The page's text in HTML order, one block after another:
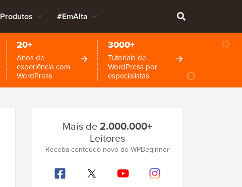
Produtos #EmAlta
20+
Anos de
experiência com
WordPress
3000+
Tutoriais de
WordPress por
especialistas
Lateral
Principal
Mais de2.000.000+
Leitores
Receba conteúdo novo do WPBeginner